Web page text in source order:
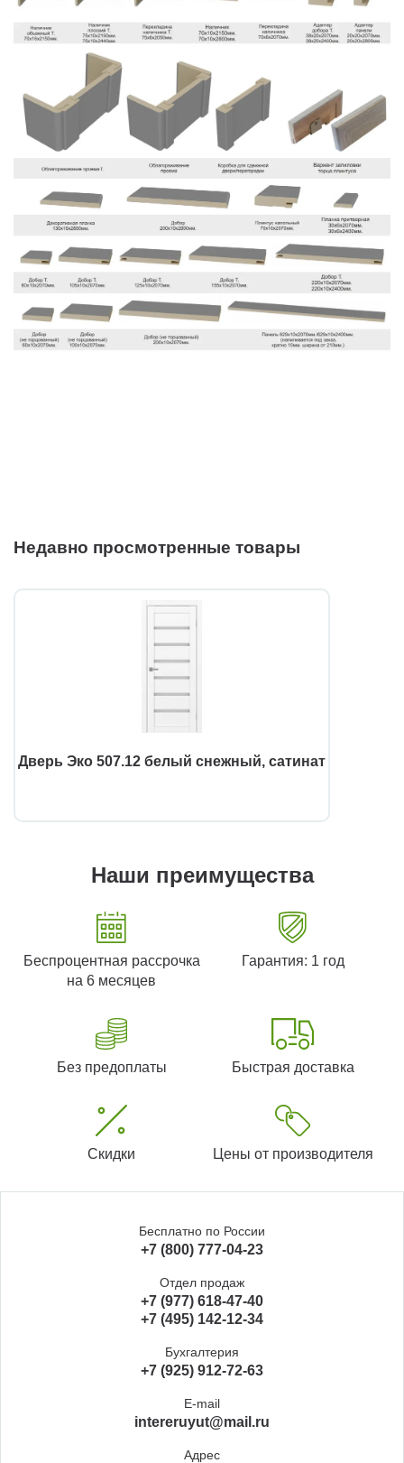
Недавно просмотренные товары
Дверь Эко 507.12 белый снежный, сатинат
Наши преимущества
Беспроцентная рассрочка
на 6 месяцев
Гарантия: 1 год
Без предоплаты Быстрая доставка
Скидки Цены от производителя
Бесплатно по России
+7 (800) 777-04-23
Отдел продаж
+7 (977) 618-47-40
+7 (495) 142-12-34
Бухгалтерия
+7 (925) 912-72-63
E-mail
intereruyut@mail.ru
Адрес